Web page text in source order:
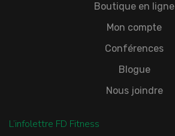
Boutique en ligne
Mon compte
Conférences
Blogue
Nous joindre
L’infolettre FD Fitness